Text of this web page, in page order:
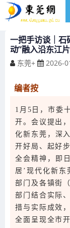
一把手访谈｜石
动”融入沿东江
东莞+ 2026-
编者按
1月5日，市委
开。会议提出
化新东莞，深
开好局、起好
全会精神，即
居’现代化新
部门及各镇街
部门结合实际
措与实际成效
全面呈现全市